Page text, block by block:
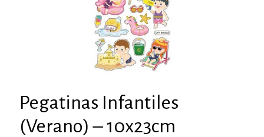
Pegatinas Infantiles
(Verano) – 10x23cm